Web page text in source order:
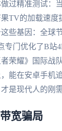
过精准测试：
TV的加载速度
些基因：全球
专门优化了B站
荣耀》国际战
能在安卓手机
是现代人的刚需
宽骗局